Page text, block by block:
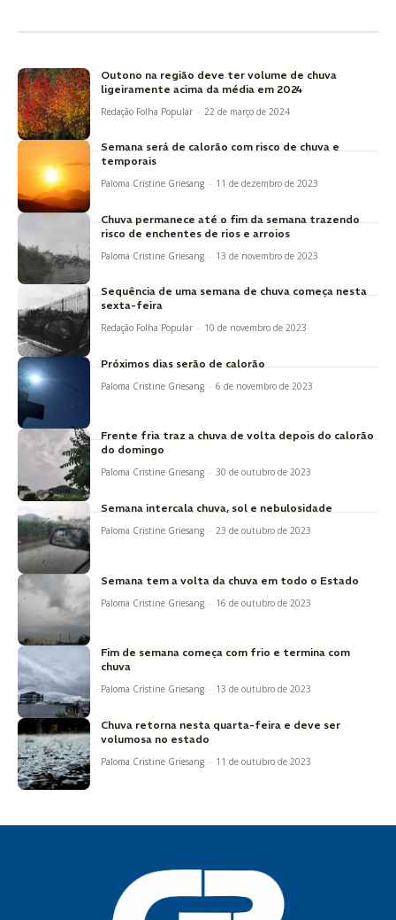
Outono na região deve ter volume de chuva
ligeiramente acima da média em 2024
Redação Folha Popular - 22 de março de 2024
Semana será de calorão com risco de chuva e
temporais
Paloma Cristine Griesang - 11 de dezembro de 2023
Chuva permanece até o fim da semana trazendo
risco de enchentes de rios e arroios
Paloma Cristine Griesang - 13 de novembro de 2023
Sequência de uma semana de chuva começa nesta
sexta-feira
Redação Folha Popular - 10 de novembro de 2023
Próximos dias serão de calorão
Paloma Cristine Griesang - 6 de novembro de 2023
Frente fria traz a chuva de volta depois do calorão
do domingo
Paloma Cristine Griesang - 30 de outubro de 2023
Semana intercala chuva, sol e nebulosidade
Paloma Cristine Griesang - 23 de outubro de 2023
Semana tem a volta da chuva em todo o Estado
Paloma Cristine Griesang - 16 de outubro de 2023
Fim de semana começa com frio e termina com
chuva
Paloma Cristine Griesang - 13 de outubro de 2023
Chuva retorna nesta quarta-feira e deve ser
volumosa no estado
Paloma Cristine Griesang - 11 de outubro de 2023